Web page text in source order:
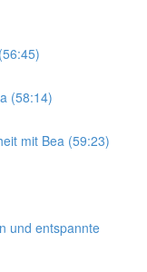
(58:14)
mit Bea (59:23)
und entspannte